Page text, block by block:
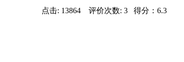
点击: 13864 评价次数: 3 得分：6.3